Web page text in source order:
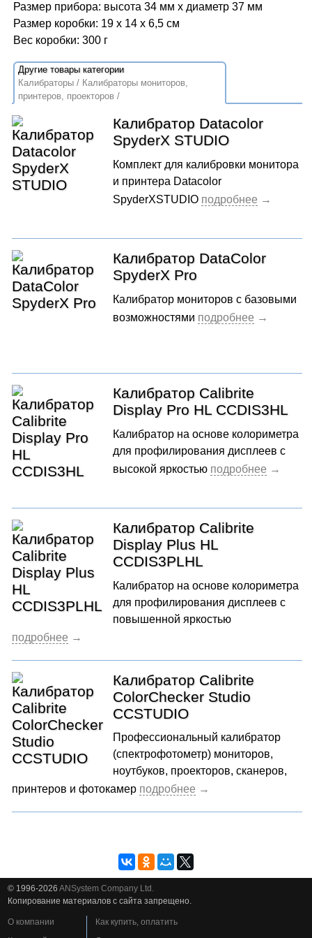
Размер прибора: высота 34 мм x диаметр 37 мм
Размер коробки: 19 x 14 x 6,5 см
Вес коробки: 300 г
Калибраторы
Калибраторы мониторов,
принтеров, проекторов
Калибратор Datacolor
SpyderX STUDIO
Комплект для калибровки монитора
и принтера Datacolor
SpyderXSTUDIO
Калибратор DataColor
SpyderX Pro
Калибратор мониторов с базовыми
возможностями
Калибратор Calibrite
Display Pro HL CCDIS3HL
Калибратор на основе колориметра
для профилирования дисплеев с
высокой яркостью
Калибратор Calibrite
Display Plus HL
CCDIS3PLHL
Калибратор на основе колориметра
для профилирования дисплеев с
повышенной яркостью
Калибратор Calibrite
ColorChecker Studio
CCSTUDIO
Профессиональный калибратор
(спектрофотометр) мониторов,
ноутбуков, проекторов, сканеров,
принтеров и фотокамер
© 1996-2026ANSystem Company Ltd.
Копирование материалов с сайта запрещено.
О компании
Как купить, оплатить